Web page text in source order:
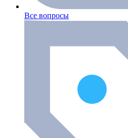
Все вопросы